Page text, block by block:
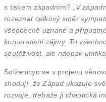
s tiskem západním?
„V
rozeznat celkový směr
všeobecně uznané a
korporativní zájmy. To
soutěživost, ale naopak
Solženicyn se v projevu
shodují, že Západ ukazuje
rozvoje, třebaže ji chaotická